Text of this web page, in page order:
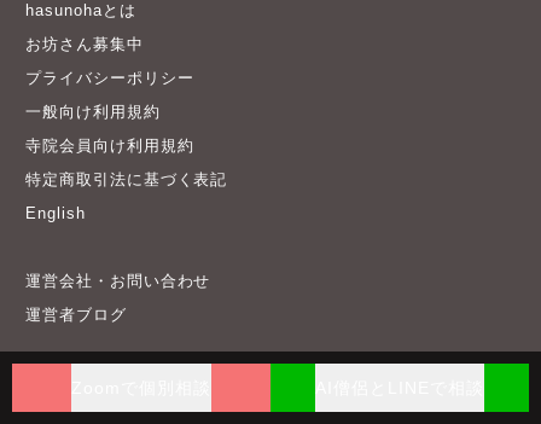
hasunohaとは
お坊さん募集中
プライバシーポリシー
一般向け利用規約
寺院会員向け利用規約
特定商取引法に基づく表記
English
運営会社・お問い合わせ
運営者ブログ